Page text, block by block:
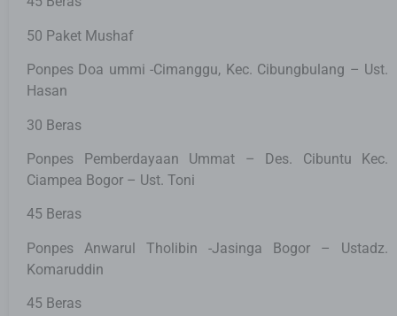
50 Paket Mushaf
Ponpes Doa ummi -Cimanggu, Kec. Cibungbulang – Ust.
Hasan
30 Beras
Ponpes Pemberdayaan Ummat – Des. Cibuntu Kec.
Ciampea Bogor – Ust. Toni
45 Beras
Ponpes Anwarul Tholibin -Jasinga Bogor – Ustadz.
Komaruddin
45 Beras